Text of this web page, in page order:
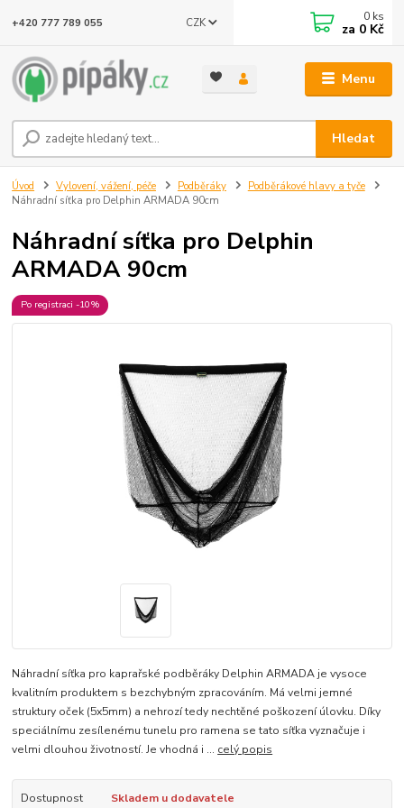
Menu
CZK
Hledat
+420 777 789 055 0 ks
za 0 Kč
Úvod Vylovení, vážení, péče Podběráky
Podběrákové hlavy a tyče
Náhradní síťka pro Delphin ARMADA 90cm
Náhradní síťka pro Delphin
ARMADA 90cm
Po registraci -10%
Náhradní síťka pro kaprařské podběráky Delphin ARMADA je vysoce
kvalitním produktem s bezchybným zpracováním. Má velmi jemné
struktury oček (5x5mm) a nehrozí tedy nechtěné poškození úlovku. Díky
speciálnímu zesílenému tunelu pro ramena se tato síťka vyznačuje i
velmi dlouhou životností. Je vhodná i ... celý popis
Dostupnost Skladem u dodavatele